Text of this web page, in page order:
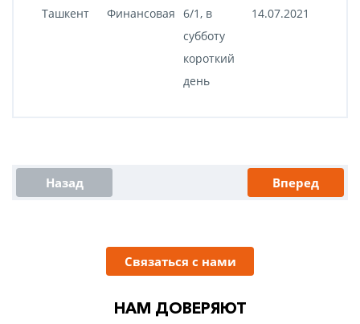
Ташкент
Финансовая 6/1, в
субботу
короткий
день
14.07.2021
Назад Вперед
Связаться с нами
НАМ ДОВЕРЯЮТ